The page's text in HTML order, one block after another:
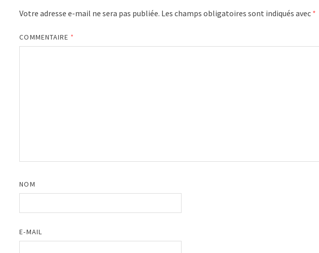
Votre adresse e-mail ne sera pas publiée. Les champs obligatoires sont indiqués avec *
COMMENTAIRE *
NOM
E-MAIL